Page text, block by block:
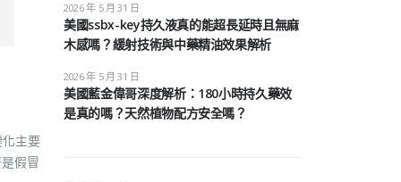
主要
假冒
美國ssbx-key持久液真的能超長延時且無麻
木感嗎？緩射技術與中藥精油效果解析
2026 年 5 月 31 日
美國藍金偉哥深度解析：180小時持久藥效
是真的嗎？天然植物配方安全嗎？
2026 年 5 月 31 日